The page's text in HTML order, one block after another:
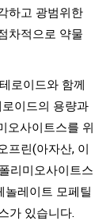
하고 광범위한
차적으로 약물
로이드와 함께
이드의 용량과
오사이트스를 위
프린(아자산, 이
리미오사이트스
놀레이트 모페틸
가 있습니다.